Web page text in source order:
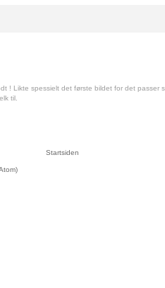
! Likte spessielt det første bildet for det passer
til.
Startsiden